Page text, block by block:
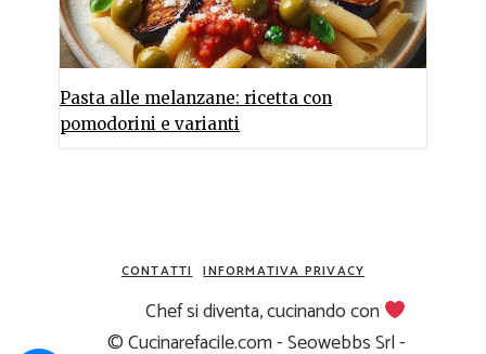
Pasta alle melanzane: ricetta con
pomodorini e varianti
CONTATTI INFORMATIVA PRIVACY
Chef si diventa, cucinando con
© Cucinarefacile.com - Seowebbs Srl -